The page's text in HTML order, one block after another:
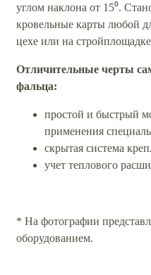
углом наклона от 15⁰.
кровельные карты любой
цехе или на
Отличительные черты
фальца:
простой и быстрый
применения
скрытая система
учет теплового
* На фотографии
оборудованием.